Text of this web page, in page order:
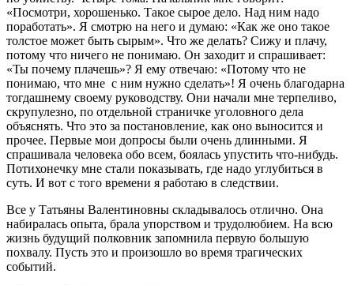
«Посмотри, хорошенько. Такое сырое дело. Над ним надо
поработать». Я смотрю на него и думаю: «Как же оно такое
толстое может быть сырым». Что же делать? Сижу и плачу,
потому что ничего не понимаю. Он заходит и спрашивает:
«Ты почему плачешь»? Я ему отвечаю: «Потому что не
понимаю, что мне с ним нужно сделать»! Я очень благодарна
тогдашнему своему руководству. Они начали мне терпеливо,
скрупулезно, по отдельной страничке уголовного дела
объяснять. Что это за постановление, как оно выносится и
прочее. Первые мои допросы были очень длинными. Я
спрашивала человека обо всем, боялась упустить что-нибудь.
Потихонечку мне стали показывать, где надо углубиться в
суть. И вот с того времени я работаю в следствии.
Все у Татьяны Валентиновны складывалось отлично. Она
набиралась опыта, брала упорством и трудолюбием. На всю
жизнь будущий полковник запомнила первую большую
похвалу. Пусть это и произошло во время трагических
событий.